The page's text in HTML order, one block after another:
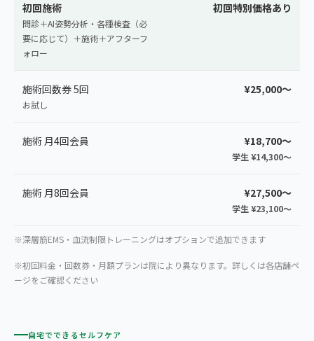
初回施術
問診＋AI姿勢分析・各種検査（必
要に応じて）＋施術＋アフターフ
ォロー
初回特別価格あり
施術回数券 5回
お試し
¥25,000〜
施術 月4回会員 ¥18,700〜
学生 ¥14,300〜
施術 月8回会員 ¥27,500〜
学生 ¥23,100〜
※深層筋EMS・血流制限トレーニングはオプションで追加できます
※初回料金・回数券・月額プランは院により異なります。詳しくは各店舗ペ
ージをご確認ください
自宅でできるセルフケア